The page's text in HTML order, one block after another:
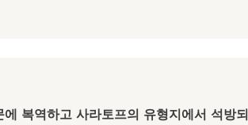
복역하고 사라토프의 유형지에서 석방되